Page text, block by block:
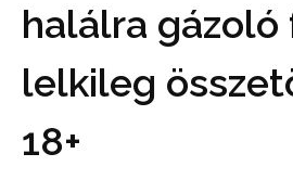
halálra gázoló
lelkileg
18+